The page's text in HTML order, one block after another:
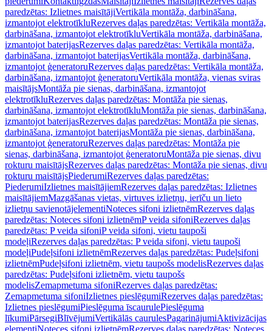
paredzētas: Izlietnes maisītājiVertikāla montāža, darbināšana,
izmantojot elektrotīkluRezerves daļas paredzētas: Vertikāla montāža,
darbināšana, izmantojot elektrotīkluVertikāla montāža, darbināšana,
izmantojot baterijasRezerves daļas paredzētas: Vertikāla montāža,
darbināšana, izmantojot baterijasVertikāla montāža, darbināšana,
izmantojot ģeneratoruRezerves daļas paredzētas: Vertikāla montāža,
darbināšana, izmantojot ģeneratoruVertikāla montāža, vienas sviras
maisītājsMontāža pie sienas, darbināšana, izmantojot
elektrotīkluRezerves daļas paredzētas: Montāža pie sienas,
darbināšana, izmantojot elektrotīkluMontāža pie sienas, darbināšana,
izmantojot baterijasRezerves daļas paredzētas: Montāža pie sienas,
darbināšana, izmantojot baterijasMontāža pie sienas, darbināšana,
izmantojot ģeneratoruRezerves daļas paredzētas: Montāža pie
sienas, darbināšana, izmantojot ģeneratoruMontāža pie sienas, divu
rokturu maisītājsRezerves daļas paredzētas: Montāža pie sienas, divu
rokturu maisītājsPiederumiRezerves daļas paredzētas:
PiederumiIzlietnes maisītājiemRezerves daļas paredzētas: Izlietnes
maisītājiemMazgāšanas vietas, virtuves izlietņu, ierīču un lieto
izlietņu savienotājelementiNoteces sifoni izlietnēmRezerves daļas
paredzētas: Noteces sifoni izlietnēmP veida sifoniRezerves daļas
paredzētas: P veida sifoniP veida sifoni, vietu taupoši
modeļiRezerves daļas paredzētas: P veida sifoni, vietu taupoši
modeļiPudeļsifoni izlietnēmRezerves daļas paredzētas: Pudeļsifoni
izlietnēmPudeļsifoni izlietnēm, vietu taupošs modelisRezerves daļas
paredzētas: Pudeļsifoni izlietnēm, vietu taupošs
modelisZemapmetuma sifoniRezerves daļas paredzētas:
Zemapmetuma sifoniIzlietnes pieslēgumiRezerves daļas paredzētas:
Izlietnes pieslēgumiPieslēguma īscaurulePieslēguma
līkumiPārsegiBlīvējumiVertikālās caurulesPagarinājumiAktivizācijas
elementiNoteces sifoni izlietnēmRezerves daļas paredzētas: Noteces